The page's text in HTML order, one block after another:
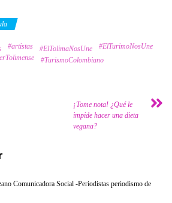
#artistas #ElTolimaNosUne
#ElTurimoNosUne
#TurismoColombiano
¡Tome nota! ¿Qué le
impide hacer una dieta
vegana?
Comunicadora Social -Periodistas periodismo de